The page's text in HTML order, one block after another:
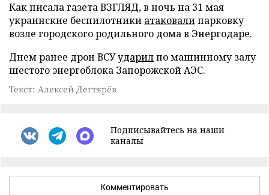
Как писала газета ВЗГЛЯД, в ночь на 31 мая
украинские беспилотники атаковалипарковку
возле городского родильного дома в Энергодаре.
Днем ранее дрон ВСУударилпо машинному залу
шестого энергоблока Запорожской АЭС.
Текст: Алексей Дегтярёв
Подписывайтесь на наши
каналы
Комментировать